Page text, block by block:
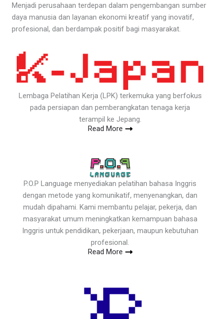
Menjadi perusahaan terdepan dalam pengembangan sumber
daya manusia dan layanan ekonomi kreatif yang inovatif,
profesional, dan berdampak positif bagi masyarakat.
Lembaga Pelatihan Kerja (LPK) terkemuka yang berfokus
pada persiapan dan pemberangkatan tenaga kerja
terampil ke Jepang.
Read More
P.O.P Language menyediakan pelatihan bahasa Inggris
dengan metode yang komunikatif, menyenangkan, dan
mudah dipahami. Kami membantu pelajar, pekerja, dan
masyarakat umum meningkatkan kemampuan bahasa
Inggris untuk pendidikan, pekerjaan, maupun kebutuhan
profesional.
Read More